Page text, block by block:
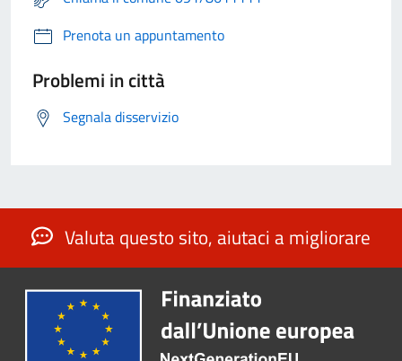
Prenota un appuntamento
Problemi in città
Segnala disservizio
Valuta questo sito, aiutaci a migliorare